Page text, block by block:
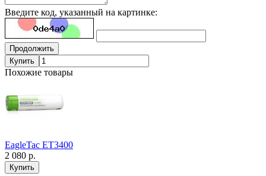
Введите код, указанный на картинке:
Продолжить
Купить
Похожие товары
EagleTac ET3400
2 080 р.